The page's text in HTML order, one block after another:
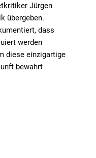
Jürgen
übergeben.
dass
werden
diese einzigartige
bewahrt